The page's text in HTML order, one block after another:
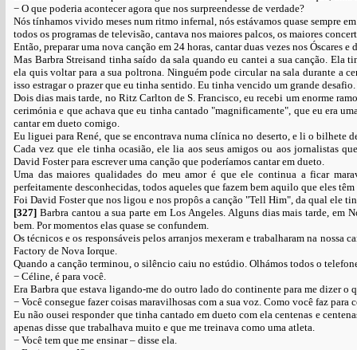
− O que poderia acontecer agora que nos surpreendesse de verdade?
Nós tínhamos vivido meses num ritmo infernal, nós estávamos quase sempre
todos os programas de televisão, cantava nos maiores palcos, os maiores
Então, preparar uma nova canção em 24 horas, cantar duas vezes nos Óscares
Mas Barbra Streisand tinha saído da sala quando eu cantei a sua canção. Ela
ela quis voltar para a sua poltrona. Ninguém pode circular na sala durante a
isso estragar o prazer que eu tinha sentido. Eu tinha vencido um grande desafio.
Dois dias mais tarde, no Ritz Carlton de S. Francisco, eu recebi um enorme
cerimónia e que achava que eu tinha cantado "magnificamente", que eu era
cantar em dueto comigo.
Eu liguei para René, que se encontrava numa clínica no deserto, e li o bilhete
Cada vez que ele tinha ocasião, ele lia aos seus amigos ou aos jornalistas
David Foster para escrever uma canção que poderíamos cantar em dueto.
Uma das maiores qualidades do meu amor é que ele continua a ficar
perfeitamente desconhecidas, todos aqueles que fazem bem aquilo que eles
Foi David Foster que nos ligou e nos propôs a canção "Tell Him", da qual ele
[327] Barbra cantou a sua parte em Los Angeles. Alguns dias mais tarde, em
bem. Por momentos elas quase se confundem.
Os técnicos e os responsáveis pelos arranjos mexeram e trabalharam na
Factory de Nova Iorque.
Quando a canção terminou, o silêncio caiu no estúdio. Olhámos todos o
− Céline, é para você.
Era Barbra que estava ligando-me do outro lado do continente para me dizer o
− Você consegue fazer coisas maravilhosas com a sua voz. Como você faz
Eu não ousei responder que tinha cantado em dueto com ela centenas e
apenas disse que trabalhava muito e que me treinava como uma atleta.
− Você tem que me ensinar – disse ela.